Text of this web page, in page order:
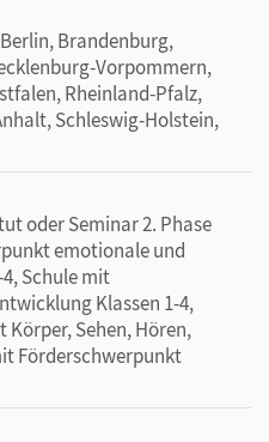
Brandenburg,
Vorpommern,
Rheinland-Pfalz,
Schleswig-Holstein,
oder Seminar 2. Phase
emotionale und
Schule mit
Klassen 1-4,
Sehen, Hören,
Förderschwerpunkt